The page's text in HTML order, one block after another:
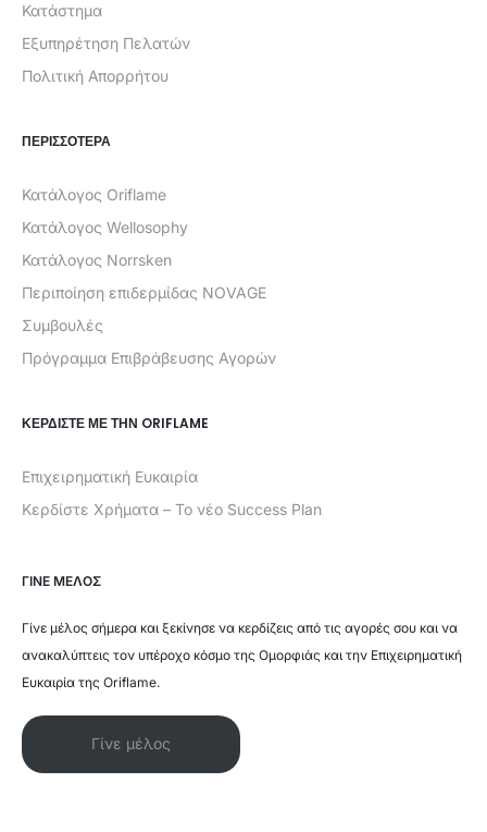
Κατάστημα
Εξυπηρέτηση Πελατών
Πολιτική Απορρήτου
ΠΕΡΙΣΣΟΤΕΡΑ
Κατάλογος Oriflame
Κατάλογος Wellosophy
Κατάλογος Norrsken
Περιποίηση επιδερμίδας NOVAGE
Συμβουλές
Πρόγραμμα Επιβράβευσης Αγορών
ΚΕΡΔΊΣΤΕ ΜΕ ΤΗΝ ORIFLAME
Επιχειρηματική Ευκαιρία
Κερδίστε Χρήματα – Το νέο Success Plan
ΓΙΝΕ ΜΕΛΟΣ
Γίνε μέλος σήμερα και ξεκίνησε να κερδίζεις από τις αγορές σου και να
ανακαλύπτεις τον υπέροχο κόσμο της Ομορφιάς και την Επιχειρηματική
Ευκαιρία της Oriflame.
Γίνε μέλος